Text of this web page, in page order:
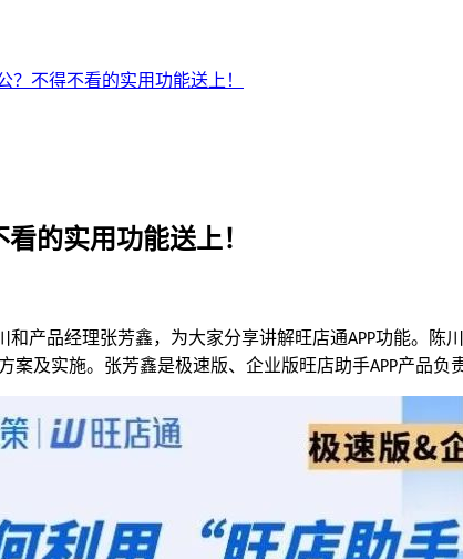
？不得不看的实用功能送上！
的实用功能送上！
产品经理张芳鑫，为大家分享讲解旺店通APP功能。陈
案及实施。张芳鑫是极速版、企业版旺店助手APP产品负